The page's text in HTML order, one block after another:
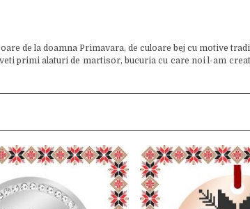
de la doamna Primavara, de culoare bej cu motive
primi alaturi de martisor, bucuria cu care noi l-am